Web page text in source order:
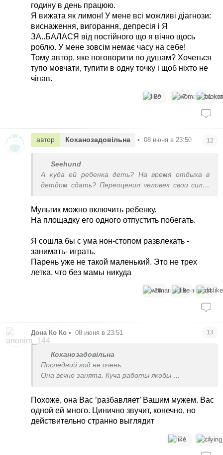
годину в день працюю.
Я вижата як лимон! У мене всі можливі діагнози:
виснаження, вигорання, депресія і Я
ЗА..БАЛАСЯ від постійного що я вічно щось
роблю. У мене зовсім немає часу на себе!
Тому автор, яке поговорити по душам? Хочеться
тупо мовчати, тупити в одну точку і щоб ніхто не
чіпав.
39 7 1
автор Коханозадовільна • 08 июня в 23:50 12
Seehund
А куда ей ребенка деть? На время отдыха в
детдом сдать? Переоценил человек свои силы,
Мультик можно включить ребенку.
На площадку его одного отпустить побегать.
Я сошла бы с ума нон-стопом развлекать -
занимать- играть.
Парень уже не такой маленький. Это не трех
летка, что без мамы никуда
38 9 4
Дона Ко Ко • 08 июня в 23:51 13
Коханозадовільна
Последний год не очень.
Она вечно занята. Куча работы якобы
только с моим мужем. Не знаю почему так.
Изначально это мои друзья.
За год была пара ситуаций, когда приглашали к
А потом все отменялось, когда он не мог.
Похоже, она Вас ’разбавляет’ Вашим мужем. Вас
одной ей много. Цинично звучит, конечно, но
действительно странно выглядит
24 1